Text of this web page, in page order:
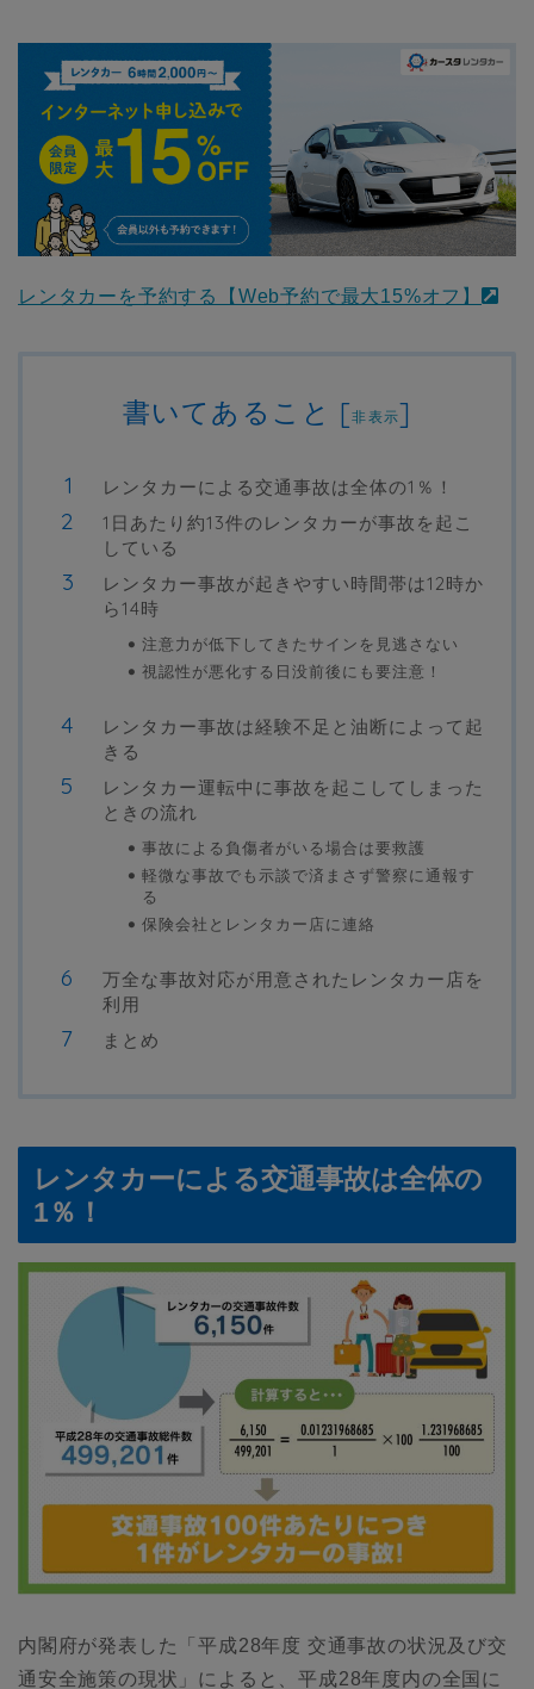
レンタカーを予約する【Web予約で最大15%オフ】
書いてあること [非表示]
レンタカーによる交通事故は全体の1％！
1日あたり約13件のレンタカーが事故を起こ
している
レンタカー事故が起きやすい時間帯は12時か
ら14時
注意力が低下してきたサインを見逃さない
視認性が悪化する日没前後にも要注意！
レンタカー事故は経験不足と油断によって起
きる
レンタカー運転中に事故を起こしてしまった
ときの流れ
事故による負傷者がいる場合は要救護
軽微な事故でも示談で済まさず警察に通報す
る
保険会社とレンタカー店に連絡
万全な事故対応が用意されたレンタカー店を
利用
まとめ
レンタカーによる交通事故は全体の
1％！
内閣府が発表した「平成28年度 交通事故の状況及び交
通安全施策の現状」によると、平成28年度内の全国に